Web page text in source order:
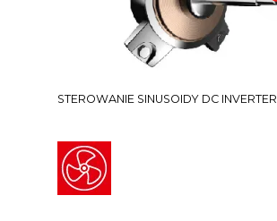
STEROWANIE SINUSOIDY DC INVERTER